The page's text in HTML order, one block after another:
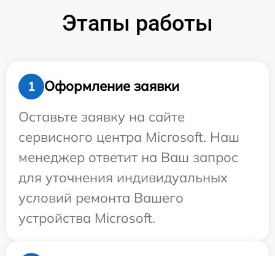
Этапы работы
1
Оформление заявки
Оставьте заявку на сайте
сервисного центра Microsoft. Наш
менеджер ответит на Ваш запрос
для уточнения индивидуальных
условий ремонта Вашего
устройства Microsoft.